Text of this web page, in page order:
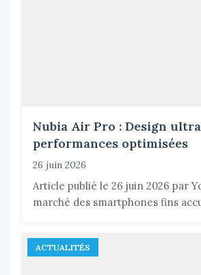
Nubia Air Pro : Design
performances optimisées
26 juin 2026
Article publié le 26 juin 2026 par
marché des smartphones fins
ACTUALITÉS